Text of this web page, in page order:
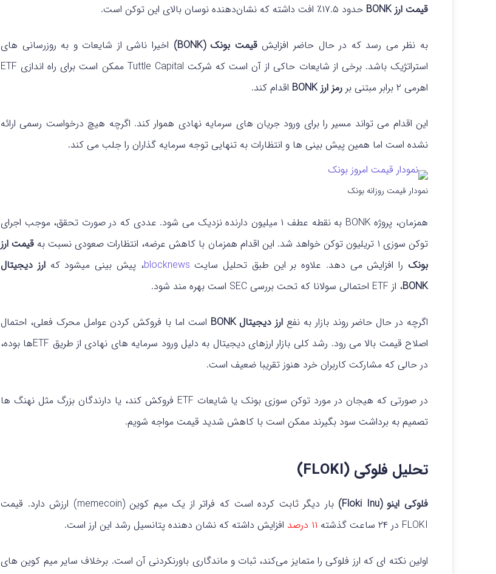
قیمت ارز BONK
حدود ۱۷.۵٪ افت داشته که نشان‌دهنده نوسان بالای این توکن است.
به نظر می رسد که در حال حاضر افزایش قیمت بونک (BONK)
اخیرا ناشی از شایعات و به روزرسانی های
استراتژیک باشد.
برخی از شایعات حاکی از آن است که شرکت Tuttle Capital ممکن است برای راه اندازی ETF
اهرمی ۲ برابر مبتنی بر
رمز ارز BONK اقدام کند.
این اقدام می تواند مسیر را برای ورود جریان های سرمایه نهادی هموار کند. اگرچه هیچ درخواست رسمی ارائه
نشده است اما همین پیش بینی ها و انتظارات به تنهایی توجه سرمایه‌ گذاران را جلب می‌ کند.
نمودار قیمت روزانه بونک
همزمان، پروژه BONK به نقطه عطف ۱ میلیون دارنده نزدیک می‌ شود. عددی که در صورت تحقق، موجب اجرای
توکن سوزی ۱ تریلیون توکن خواهد شد. این اقدام همزمان با کاهش عرضه، انتظارات صعودی نسبت به
قیمت ارز
بونکرا افزایش می دهد. علاوه بر این طبق تحلیل سایت blocknews، پیش بینی میشود کهارز دیجیتال
BONK، از ETF احتمالی سولانا که تحت بررسی SEC است بهره مند شود.
اگرچه در حال حاضر روند بازار به نفعارز دیجیتال BONK
است اما با فروکش کردن عوامل محرک فعلی، احتمال
اصلاح قیمت بالا می‌ رود.
رشد کلی بازار ارزهای دیجیتال به دلیل ورود سرمایه‌ های نهادی از طریق ETFها بوده،
در حالی که مشارکت کاربران خرد هنوز تقریبا ضعیف است.
در صورتی که هیجان در مورد توکن سوزی بونک یا شایعات ETF فروکش کند، یا دارندگان بزرگ مثل نهنگ ها
تصمیم به برداشت سود بگیرند ممکن است با کاهش شدید قیمت مواجه شویم.
تحلیل فلوکی (FLOKI)
فلوکی اینو (Floki Inu)
بار دیگر ثابت کرده است که فراتر از یک میم کوین (memecoin) ارزش دارد. قیمت
FLOKI در ۲۴ ساعت گذشته
۱۱ درصد افزایش داشته که نشان دهنده پتانسیل رشد این ارز است.
اولین نکته‌ ای که ارز فلوکی را متمایز می‌کند، ثبات و ماندگاری باورنکردنی آن است. برخلاف سایر میم کوین های